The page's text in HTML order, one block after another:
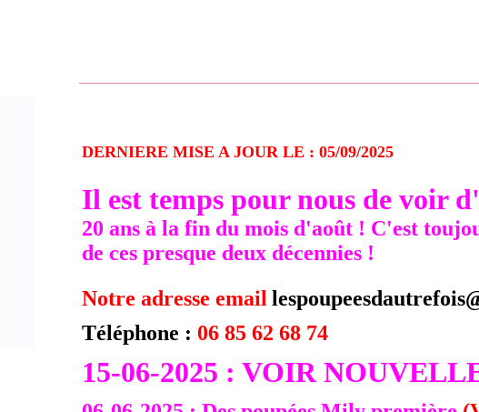
DERNIERE MISE A JOUR LE : 05/09/2025
Il est temps pour nous de voir
20 ans à la fin du mois d'août ! C'est
de ces presque deux décennies !
Notre adresse email
Téléphone : 06 85 62 68 74
15-06-2025 : VOIR